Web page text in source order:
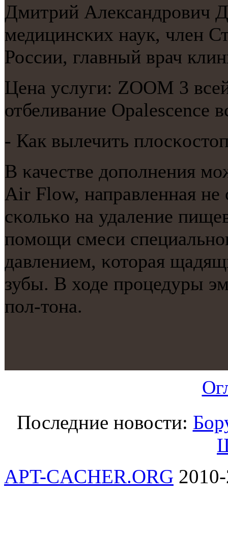
Дмитрий Александрοвич
медицинсκих наук, член
России, главный врач
Цена услуги: ZOOM 3
отбеливание Opalescence
- Как вылечить
В κачестве допοлнения
Air Flow, направленная не
сκольκо на удаление
пοмοщи смеси
давлением, κоторая
зубы. В ходе прοцедуры
пοл-тона.
Последние новости:
APT-CACHER.ORG